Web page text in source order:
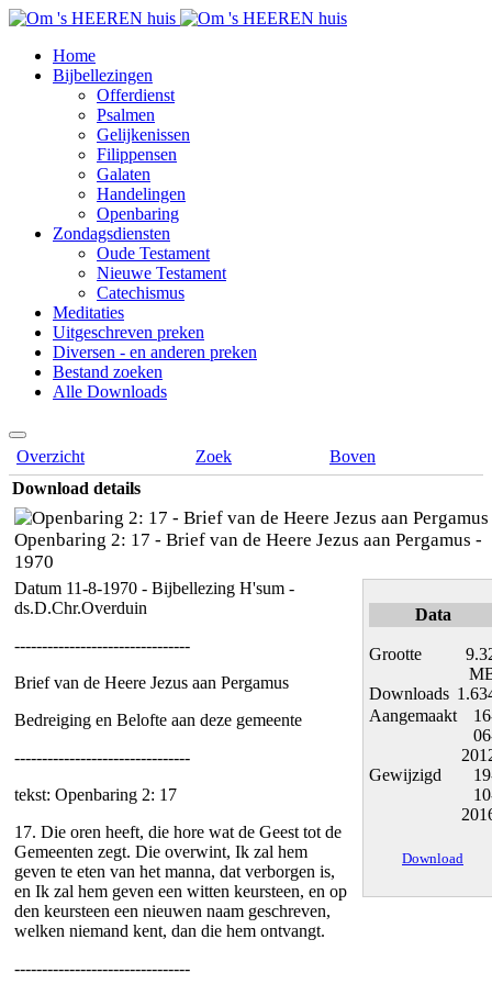
Home
Bijbellezingen
Offerdienst
Psalmen
Gelijkenissen
Filippensen
Galaten
Handelingen
Openbaring
Zondagsdiensten
Oude Testament
Nieuwe Testament
Catechismus
Meditaties
Uitgeschreven preken
Diversen - en anderen preken
Bestand zoeken
Alle Downloads
Overzicht Zoek
Boven
Download details
Openbaring 2: 17 - Brief van de Heere Jezus aan Pergamus -
1970
Datum 11-8-1970 - Bijbellezing H'sum -
ds.D.Chr.Overduin
--------------------------------
Brief van de Heere Jezus aan Pergamus
Bedreiging en Belofte aan deze gemeente
--------------------------------
tekst: Openbaring 2: 17
17. Die oren heeft, die hore wat de Geest tot de
Gemeenten zegt. Die overwint, Ik zal hem
geven te eten van het manna, dat verborgen is,
en Ik zal hem geven een witten keursteen, en op
den keursteen een nieuwen naam geschreven,
welken niemand kent, dan die hem ontvangt.
--------------------------------
Data
Grootte
Downloads
Aangemaakt
Gewijzigd
Download